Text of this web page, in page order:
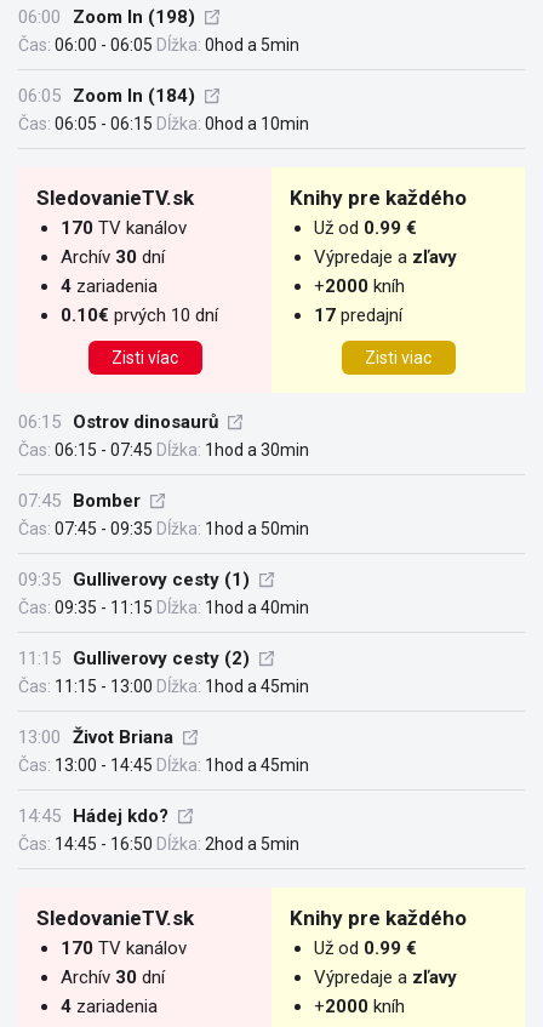
06:00 Zoom In (198)
Čas: 06:00 - 06:05 Dĺžka: 0hod a 5min
06:05 Zoom In (184)
Čas: 06:05 - 06:15 Dĺžka: 0hod a 10min
SledovanieTV.sk
170 TV kanálov
Archív 30 dní
4 zariadenia
0.10€ prvých 10 dní
Zisti víac
Knihy pre každého
Už od 0.99 €
Výpredaje a zľavy
+2000 kníh
17 predajní
Zisti viac
06:15 Ostrov dinosaurů
Čas: 06:15 - 07:45 Dĺžka: 1hod a 30min
07:45 Bomber
Čas: 07:45 - 09:35 Dĺžka: 1hod a 50min
09:35 Gulliverovy cesty (1)
Čas: 09:35 - 11:15 Dĺžka: 1hod a 40min
11:15 Gulliverovy cesty (2)
Čas: 11:15 - 13:00 Dĺžka: 1hod a 45min
13:00 Život Briana
Čas: 13:00 - 14:45 Dĺžka: 1hod a 45min
14:45 Hádej kdo?
Čas: 14:45 - 16:50 Dĺžka: 2hod a 5min
SledovanieTV.sk
170 TV kanálov
Archív 30 dní
4 zariadenia
Knihy pre každého
Už od 0.99 €
Výpredaje a zľavy
+2000 kníh